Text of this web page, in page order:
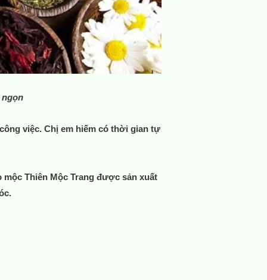
việc. Chị em hiếm có thời gian tự
mộc Thiên Mộc Trang được sản xuất